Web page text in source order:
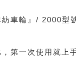
紡車輪』/ 2000型
第一次使用就上